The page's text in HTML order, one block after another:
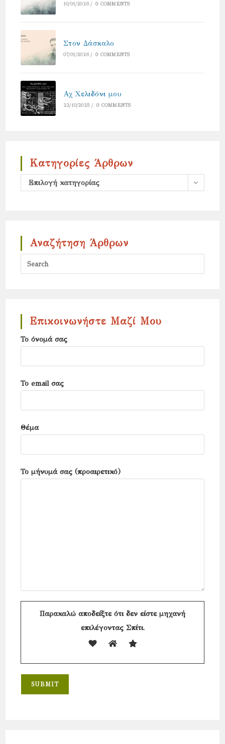
10/01/2026 / 0 COMMENTS
Στον Δάσκαλο
07/01/2026 / 0 COMMENTS
Αχ Χελιδόνι μου
22/10/2025 / 0 COMMENTS
Κατηγορίες Άρθρων
Κατηγορίες
Επιλογή κατηγορίας
Αναζήτηση Άρθρων
Επικοινωνήστε Μαζί Μου
Το όνομά σας
Το email σας
Θέμα
Το μήνυμά σας (προαιρετικό)
Παρακαλώ αποδείξτε ότι δεν είστε μηχανή
επιλέγονταςΣπίτι.